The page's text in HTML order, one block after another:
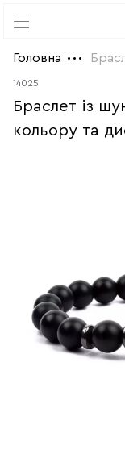
Головна
14025
Браслет із
кольору та